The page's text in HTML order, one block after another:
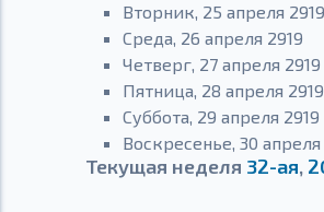
Вторник, 25 апреля 2919
Среда, 26 апреля 2919
Четверг, 27 апреля 2919
Пятница, 28 апреля 2919
Суббота, 29 апреля 2919
Воскресенье, 30 апреля
Текущая неделя 32-ая,